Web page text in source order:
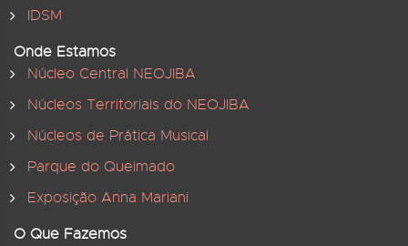
IDSM
Onde Estamos
Núcleo Central NEOJIBA
Núcleos Territoriais do NEOJIBA
Núcleos de Prática Musical
Parque do Queimado
Exposição Anna Mariani
O Que Fazemos